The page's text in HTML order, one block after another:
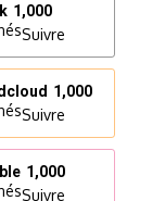
1,000
Suivre
1,000
Suivre
1,000
Suivre